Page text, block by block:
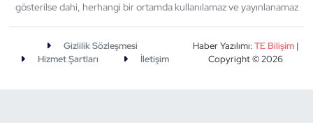
gösterilse dahi, herhangi bir ortamda kullanılamaz ve yayınlanamaz
Gizlilik Sözleşmesi
Hizmet Şartları
İletişim
Haber Yazılımı:TE Bilişim|
Copyright © 2026